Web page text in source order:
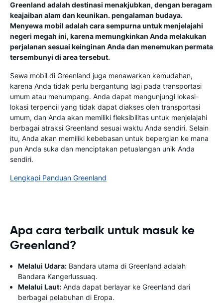
Greenland adalah destinasi menakjubkan, dengan beragam
keajaiban alam dan keunikan. pengalaman budaya.
Menyewa mobil adalah cara sempurna untuk menjelajahi
negeri megah ini, karena memungkinkan Anda melakukan
perjalanan sesuai keinginan Anda dan menemukan permata
tersembunyi di area tersebut.
Sewa mobil di Greenland juga menawarkan kemudahan,
karena Anda tidak perlu bergantung lagi pada transportasi
umum atau menumpang. Anda dapat mengunjungi lokasi-
lokasi terpencil yang tidak dapat diakses oleh transportasi
umum, dan Anda akan memiliki fleksibilitas untuk menjelajahi
berbagai atraksi Greenland sesuai waktu Anda sendiri. Selain
itu, Anda akan memiliki kebebasan untuk bepergian ke mana
pun Anda suka dan menciptakan petualangan unik Anda
sendiri.
Lengkapi Panduan Greenland
Apa cara terbaik untuk masuk ke
Greenland?
Melalui Udara: Bandara utama di Greenland adalah
Bandara Kangerlussuaq.
Melalui Laut: Anda dapat berlayar ke Greenland dari
berbagai pelabuhan di Eropa.